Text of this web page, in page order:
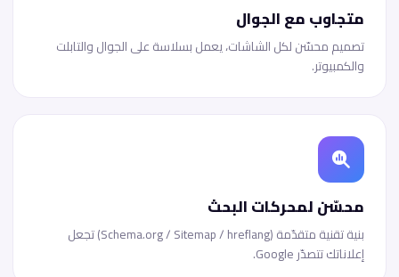
متجاوب مع الجوال
تصميم محسّن لكل الشاشات، يعمل بسلاسة على الجوال والتابلت
والكمبيوتر.
محسّن لمحركات البحث
بنية تقنية متقدّمة (Schema.org / Sitemap / hreflang) تجعل
إعلاناتك تتصدّر Google.